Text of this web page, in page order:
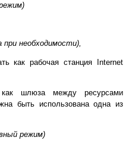
при необходимости),
как рабочая станция Internet
шлюза между ресурсами
быть использована одна из
режим)